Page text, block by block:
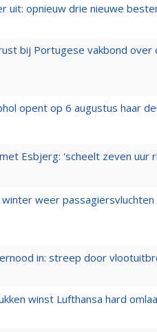
uit: opnieuw drie nieuwe
bij Portugese vakbond over
opent op 6 augustus haar
Esbjerg: 'scheelt zeven uur
weer passagiersvluchten
in: streep door
winst Lufthansa hard